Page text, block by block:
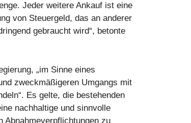
Jeder weitere Ankauf ist eine
von Steuergeld, das an anderer
gebraucht wird“, betonte
„im Sinne eines
zweckmäßigeren Umgangs mit
Es gelte, die bestehenden
nachhaltige und sinnvolle
Abnahmeverpflichtungen zu